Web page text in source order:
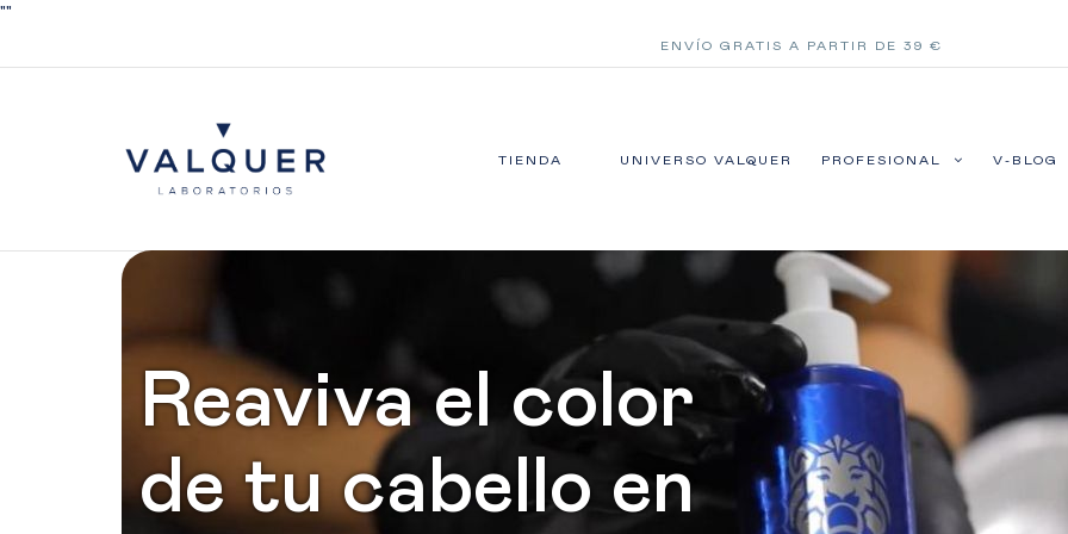
""
ENVÍO GRATIS A PARTIR DE 39 €
TIENDA UNIVERSO VALQUER PROFESIONAL V-BLOG
Reaviva el color
de tu cabello en